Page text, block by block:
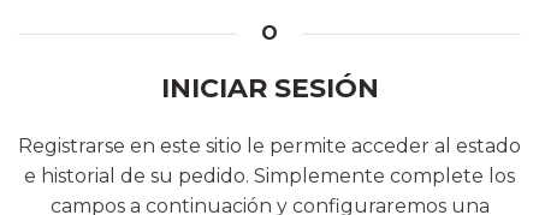
O
INICIAR SESIÓN
Registrarse en este sitio le permite acceder al estado
e historial de su pedido. Simplemente complete los
campos a continuación y configuraremos una